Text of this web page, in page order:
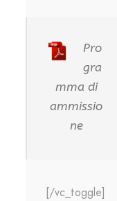
Pro
gra
mma di
ammissio
ne
[/vc_toggle]